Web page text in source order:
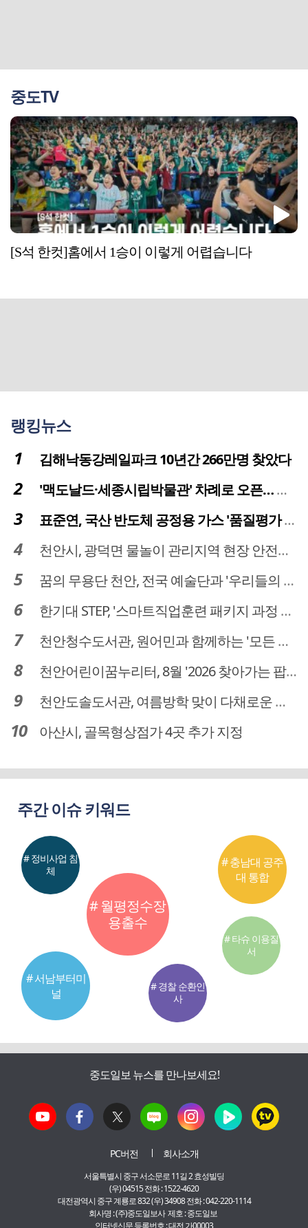
중도TV
[S석 한컷]홈에서 1승이 이렇게 어렵습니다
랭킹뉴스
김해낙동강레일파크 10년간 266만명 찾았다
'맥도날드·세종시립박물관' 차례로 오픈… 고운동 정주여건 좋아진다
표준연, 국산 반도체 공정용 가스 '품질평가 체계' 구축
천안시, 광덕면 물놀이 관리지역 현장 안전점검 실시
꿈의 무용단 천안, 전국 예술단과 '우리들의 하모니' 선보여
한기대 STEP, '스마트직업훈련 패키지 과정 3기' 모집
천안청수도서관, 원어민과 함께하는 '모든 영어 모든 독서' 운영
천안어린이꿈누리터, 8월 '2026 찾아가는 팝업놀이터' 운영
천안도솔도서관, 여름방학 맞이 다채로운 독서문화 프로그램 운영
아산시, 골목형상점가 4곳 추가 지정
주간 이슈 키워드
# 월평정수장
용출수
# 서남부터미
널
# 충남대 공주
대 통합
# 정비사업 침
체
# 경찰 순환인
사
# 타슈 이용질
서
중도일보 뉴스를 만나보세요!
PC버전 회사소개
서울특별시 중구 서소문로 11길 2 효성빌딩
(우) 04515 전화 : 1522-4620
대전광역시 중구 계룡로 832 (우) 34908 전화 : 042-220-1114
회사명 : (주)중도일보사 제호 : 중도일보